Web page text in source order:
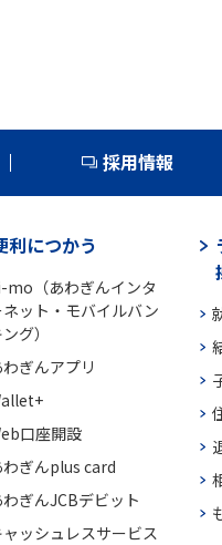
採用情報
利につかう
mo（あわぎんインタ
ネット・モバイルバン
グ）
わぎんアプリ
口座開設
わぎんplus card
わぎんJCBデビット
ャッシュレスサービス